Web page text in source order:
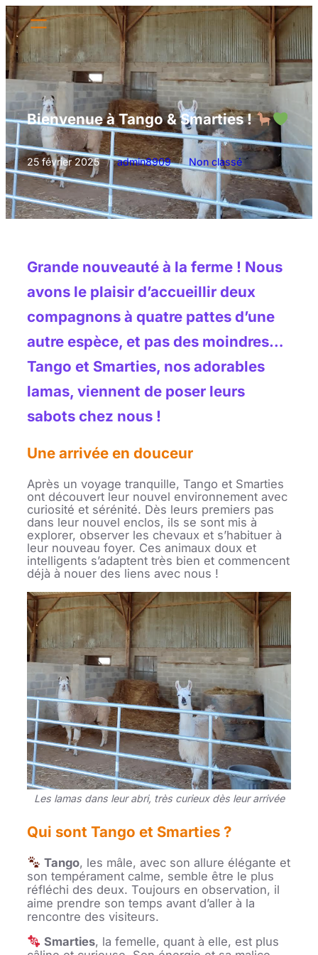
Aller
au
contenu
Bienvenue à Tango & Smarties !
25 février 2025 / admin8909 / Non classé
Grande nouveauté à la ferme ! Nous
avons le plaisir d’accueillir deux
compagnons à quatre pattes d’une
autre espèce, et pas des moindres…
Tango et Smarties, nos adorables
lamas, viennent de poser leurs
sabots chez nous !
Une arrivée en douceur
Après un voyage tranquille, Tango et Smarties
ont découvert leur nouvel environnement avec
curiosité et sérénité. Dès leurs premiers pas
dans leur nouvel enclos, ils se sont mis à
explorer, observer les chevaux et s’habituer à
leur nouveau foyer. Ces animaux doux et
intelligents s’adaptent très bien et commencent
déjà à nouer des liens avec nous !
Les lamas dans leur abri, très curieux dès leur arrivée
Qui sont Tango et Smarties ?
Tango, les mâle, avec son allure élégante et
son tempérament calme, semble être le plus
réfléchi des deux. Toujours en observation, il
aime prendre son temps avant d’aller à la
rencontre des visiteurs.
Smarties, la femelle, quant à elle, est plus